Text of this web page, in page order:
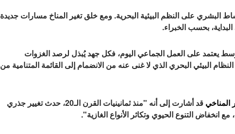
البشري على النظم البيئية البحرية. ومع خلق تغير المناخ مسارات جديدة
بحسب الخبراء.
​​يعتمد على العمل الجماعي اليوم، فكل جهد يُبذل لرصد الغزوات
البيئي البحري الذي لا غنى عنه من الانضمام إلى القائمة المتنامية من
المناخي
قد أشارت إلى أنه "منذ ثمانينيات القرن الـ20، حدث تغيير جذري
انخفاض التنوع الحيوي وتكاثر الأنواع الغازية".